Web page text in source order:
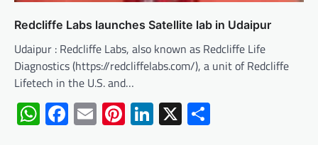
Redcliffe Labs launches Satellite lab in Udaipur
Udaipur : Redcliffe Labs, also known as Redcliffe Life
Diagnostics (https://redcliffelabs.com/), a unit of Redcliffe
Lifetech in the U.S. and…
WhatsApp
Facebook
EmailPinterest
LinkedIn
X